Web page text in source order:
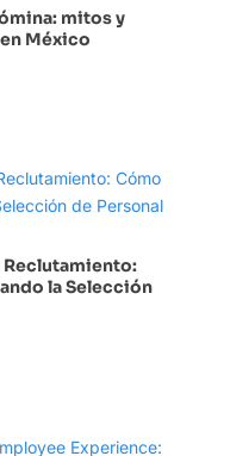
mitos y
México
la Selección